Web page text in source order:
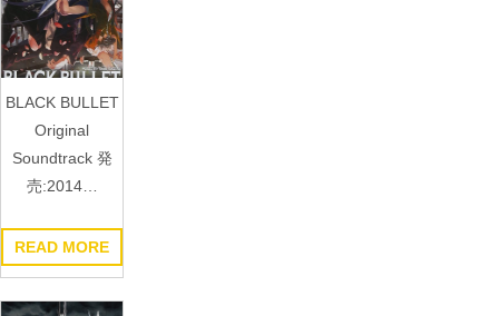
BLACK BULLET
Original
Soundtrack 発
売:2014…
READ MORE